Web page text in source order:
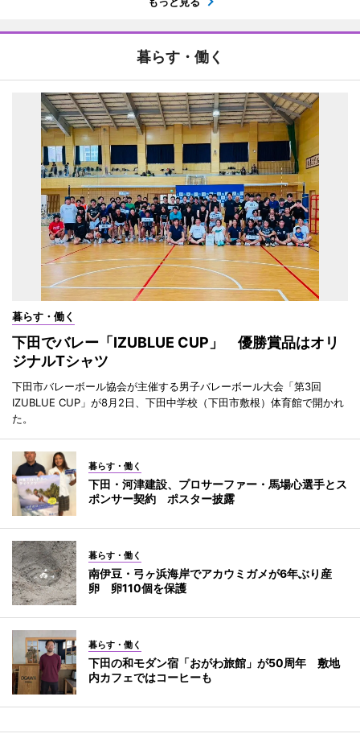
暮らす・働く
暮らす・働く
下田でバレー「IZUBLUE CUP」 優勝賞品はオリ
ジナルTシャツ
下田市バレーボール協会が主催する男子バレーボール大会「第3回
IZUBLUE CUP」が8月2日、下田中学校（下田市敷根）体育館で開かれ
た。
暮らす・働く
下田・河津建設、プロサーファー・馬場心選手とス
ポンサー契約 ポスター披露
暮らす・働く
南伊豆・弓ヶ浜海岸でアカウミガメが6年ぶり産
卵 卵110個を保護
暮らす・働く
下田の和モダン宿「おがわ旅館」が50周年 敷地
内カフェではコーヒーも